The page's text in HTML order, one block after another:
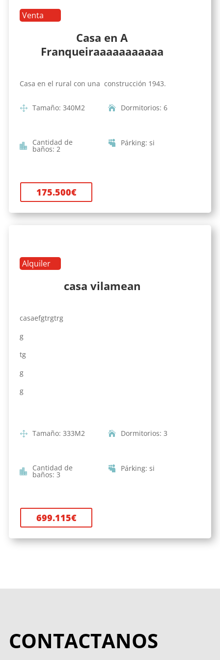
Venta
Casa en A
Franqueiraaaaaaaaaaa
Casa en el rural con una construcción 1943.
Tamaño: 340M2 Dormitorios: 6
Cantidad de
baños: 2
Párking: si
175.500€
Alquiler
casa vilamean
casaefgtrgtrg
g
tg
g
g
Tamaño: 333M2 Dormitorios: 3
Cantidad de
baños: 3
Párking: si
699.115€
CONTACTANOS